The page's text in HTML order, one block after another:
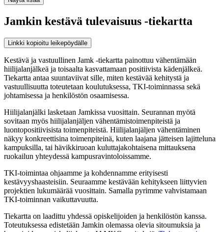
Jamkin kestävä tulevaisuus -tiekartta
Linkki kopioitu leikepöydälle
Kestävä ja vastuullinen Jamk -tiekartta painottuu vähentämään
hiilijalanjälkeä ja toisaalta kasvattamaan positiivista kädenjälkeä.
Tiekartta antaa suuntaviivat sille, miten kestävää kehitystä ja
vastuullisuutta toteutetaan koulutuksessa, TKI-toiminnassa sekä
johtamisessa ja henkilöstön osaamisessa.
Hiilijalanjälki lasketaan Jamkissa vuosittain. Seurannan myötä
sovitaan myös hiilijalanjäljen vähentämistoimenpiteistä ja
luontopositiivisista toimenpiteistä. Hiilijalanjäljen vähentäminen
näkyy konkreettisina toimenpiteinä, kuten laajana jätteisen lajitteluna
kampuksilla, tai hävikkiruoan kuluttajakohtaisena mittauksena
ruokailun yhteydessä kampusravintoloissamme.
TKI-toimintaa ohjaamme ja kohdennamme erityisesti
kestävyyshaasteisiin. Seuraamme kestävään kehitykseen liittyvien
projektien lukumäärää vuosittain. Samalla pyrimme vahvistamaan
TKI-toiminnan vaikuttavuutta.
Tiekartta on laadittu yhdessä opiskelijoiden ja henkilöstön kanssa.
Toteutuksessa edistetään Jamkin olemassa olevia sitoumuksia ja